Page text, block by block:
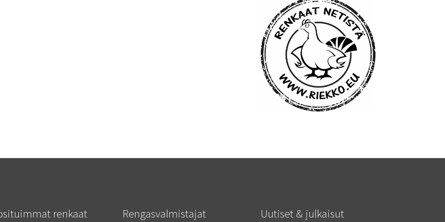
renkaat Rengasvalmistajat Uutiset & julkaisut